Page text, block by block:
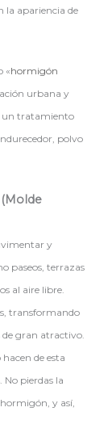
la apariencia de
«hormigón
urbana y
un tratamiento
polvo
y
paseos, terrazas
al aire libre.
transformando
de gran atractivo.
de esta
pierdas la
y así,